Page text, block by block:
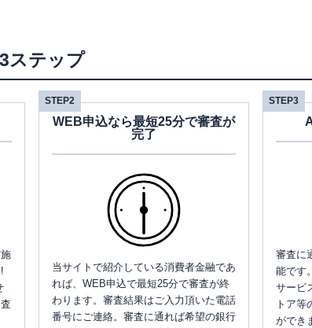
ステップ
STEP2
WEB申込なら最短25分で審査が
完了
当サイトで紹介している消費者金融であ
れば、WEB申込で最短25分で審査が終
わります。審査結果はご入力頂いた電話
番号にご連絡。審査に通れば希望の銀行
STEP3
審査に
能です
サービ
トア等
ができ